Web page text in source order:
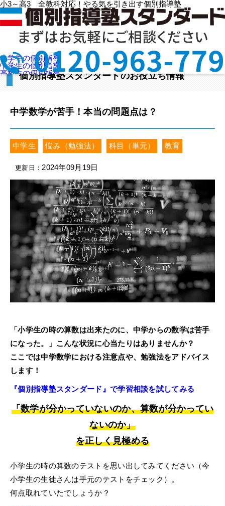
小3～高3 全教科対応！やる気を引き出す個別指導塾
資料請求
メニュー
小学生の個別指導
中学生の個別指導
高校生の個別指導
選ばれる理由
授業料を知りたい
お電話からのお問い合わせ
受付時間 ：［月～土］9:00～22:30
HOME
投稿一覧ページ> 学年カテゴリ> 中学生>
中学数学が苦手！本当の問題点は？
個別指導塾スタンダードのお役立ち情報
中学数学が苦手！本当の問題点は？
中学生 悩み（勉強法） 科目（単元） 教育
更新日：2024年09月19日
「小学生の時の算数は出来たのに、中学からの数学は苦手
になった。」こんな状況に心当たりはありませんか？
ここでは中学数学における注意点や、勉強法をアドバイス
します！
『個別指導塾スタンダード』で学習相談を試してみる
「数学が分かっていないのか、算数が分かってい
ないのか」
を正しく見極める
小学生の時の算数のテストを思い出してみてください（今
小学生の生徒さんは手元のテストをチェック）。
何点取れていたでしょうか？